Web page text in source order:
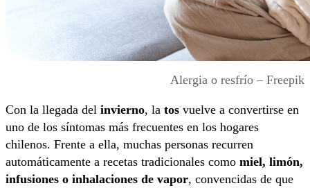
Alergia o resfrío – Freepik
Con la llegada del invierno, la tos vuelve a convertirse en
uno de los síntomas más frecuentes en los hogares
chilenos. Frente a ella, muchas personas recurren
automáticamente a recetas tradicionales como miel, limón,
infusiones o inhalaciones de vapor, convencidas de que